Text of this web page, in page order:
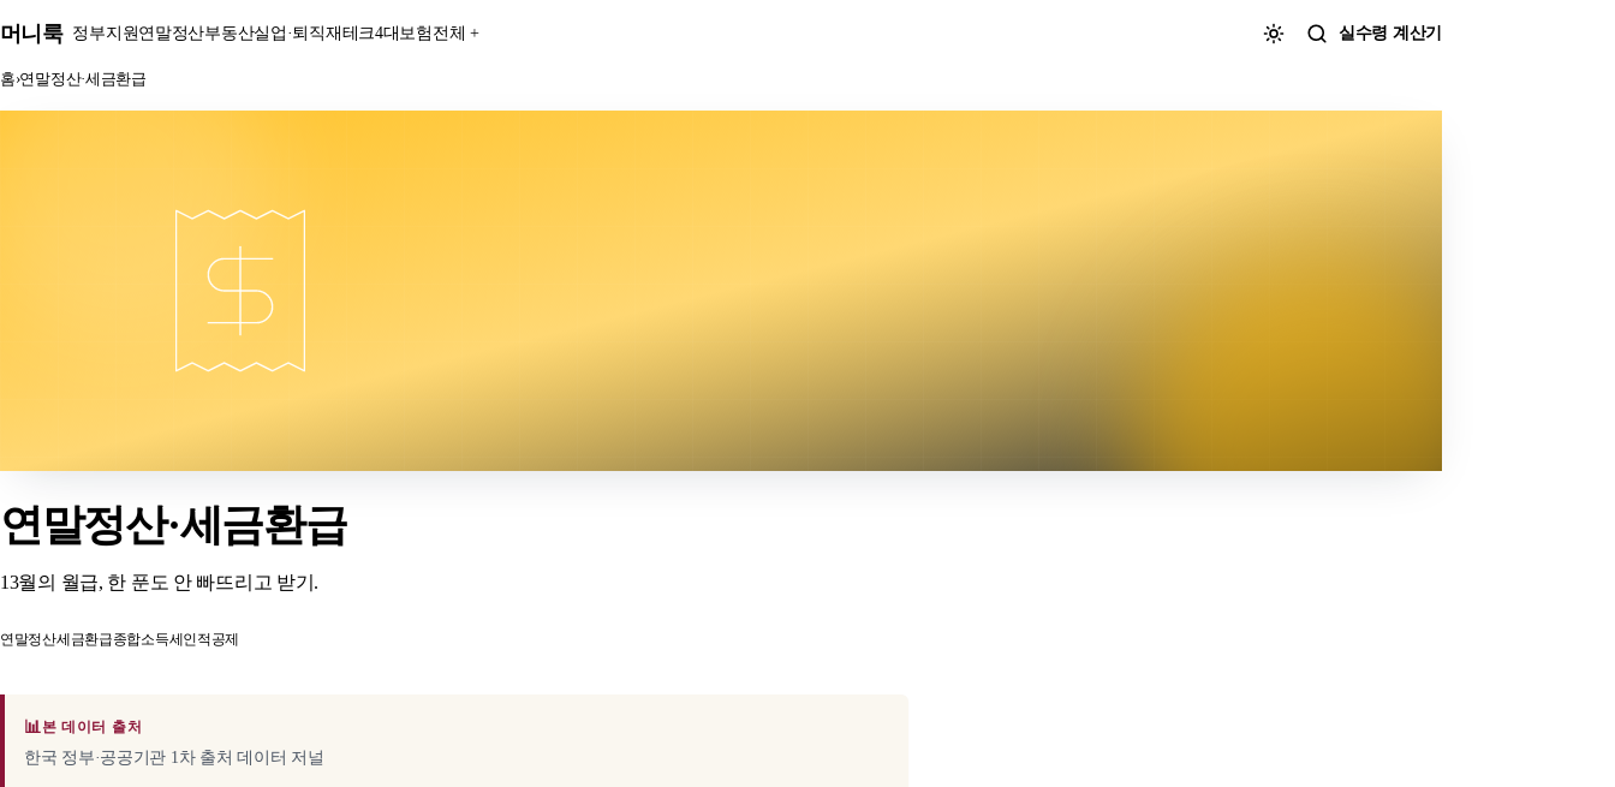
머니룩 정부지원연말정산부동산실업·퇴직재테크4대보험 전체 + 실수령 계산기
홈›연말정산·세금환급
연말정산·세금환급
13월의 월급, 한 푼도 안 빠뜨리고 받기.
연말정산세금환급종합소득세 인적공제
📊본 데이터 출처
한국 정부·공공기관 1차 출처 데이터 저널